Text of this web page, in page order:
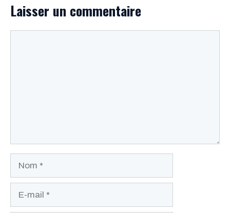
Laisser un commentaire